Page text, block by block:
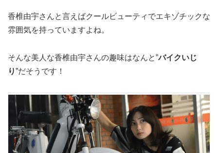
香椎由宇さんと言えばクールビューティでエキゾチックな
雰囲気を持っていますよね。
そんな美人な香椎由宇さんの趣味はなんと”バイクいじ
り”だそうです！